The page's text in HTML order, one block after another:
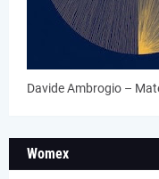
Davide Ambrogio –
Womex